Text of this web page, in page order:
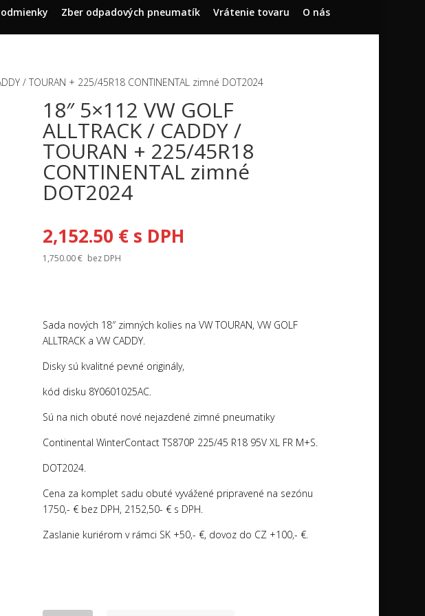
Zber odpadových pneumatík Vrátenie tovaru O nás
/ TOURAN + 225/45R18 CONTINENTAL zimné DOT2024
18″ 5×112 VW GOLF
ALLTRACK / CADDY /
TOURAN + 225/45R18
CONTINENTAL zimné
DOT2024
2,152.50 € s DPH
1,750.00€ bez DPH
Sada nových 18″ zimných kolies na VW TOURAN, VW GOLF
ALLTRACK a VW CADDY.
Disky sú kvalitné pevné originály,
kód disku 8Y0601025AC.
Sú na nich obuté nové nejazdené zimné pneumatiky
Continental WinterContact TS870P 225/45 R18 95V XL FR M+S.
DOT2024.
Cena za komplet sadu obuté vyvážené pripravené na sezónu
1750,- € bez DPH, 2152,50- € s DPH.
Zaslanie kuriérom v rámci SK +50,- €, dovoz do CZ +100,- €.